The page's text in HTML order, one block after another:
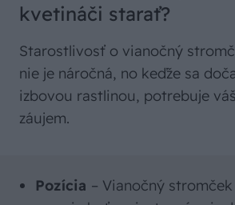
kvetináči starať?
Starostlivosť o vianočný
nie je náročná, no keďže sa
izbovou rastlinou, potrebuje
záujem.
Pozícia – Vianočný